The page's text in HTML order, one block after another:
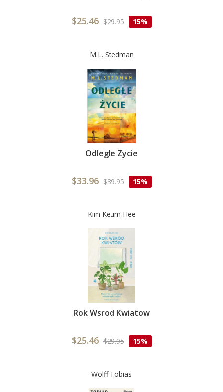
$25.46 $29.95 15%
M.L. Stedman
Odlegle Zycie
$33.96 $39.95 15%
Kim Keum Hee
Rok Wsrod Kwiatow
$25.46 $29.95 15%
Wolff Tobias